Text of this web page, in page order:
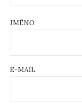
JMÉNO
E-MAIL